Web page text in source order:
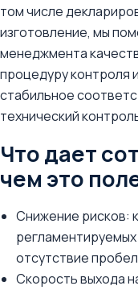
том числе
изготовление, мы
менеджмента
процедуру контроля
стабильное
технический
Что дает
чем это
Снижение рисков:
отсутствие
Скорость выхода